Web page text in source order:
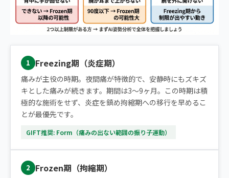
1 Freezing期（炎症期）
痛みが主役の時期。夜間痛が特徴的で、安静時にもズキズ
キとした痛みが続きます。期間は3〜9ヶ月。この時期は積
極的な施術をせず、炎症を鎮め拘縮期への移行を早めるこ
とが最優先です。
GIFT推奨: Form（痛みの出ない範囲の振り子運動）
2 Frozen期（拘縮期）